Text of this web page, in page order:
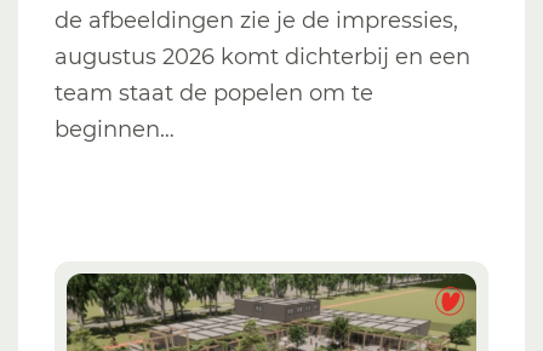
de afbeeldingen zie je de impressies,
augustus 2026 komt dichterbij en een
team staat de popelen om te
beginnen…